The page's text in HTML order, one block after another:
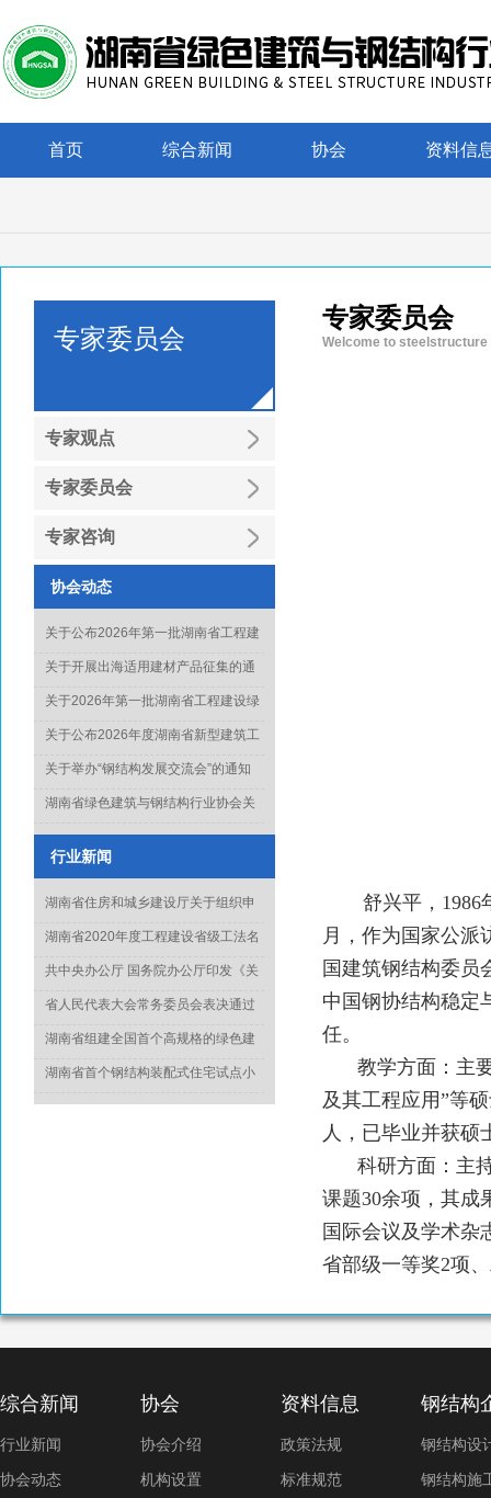
首页 综合新闻 协会 资料信
专家委员会
专家观点
专家委员会
专家咨询
协会动态
关于公布2026年第一批湖南省工程建
设绿色建造行业工法名单的通知
关于开展出海适用建材产品征集的通
知
关于2026年第一批湖南省工程建设绿
色建造行业工法通过名单的公示
关于公布2026年度湖南省新型建筑工
业化项目、技术和产品推广目录库人
关于举办“钢结构发展交流会”的通知
湖南省绿色建筑与钢结构行业协会关
准》起草单位的通知
行业新闻
湖南省住房和城乡建设厅关于组织申
报2022年度科学技术计划项目的通知
湖南省2020年度工程建设省级工法名
单正式出炉
共中央办公厅 国务院办公厅印发《关
于推动城乡建设绿色发展的意见》
省人民代表大会常务委员会表决通过
《湖南省绿色建筑发展条例》
湖南省组建全国首个高规格的绿色建
造专家委员会
湖南省首个钢结构装配式住宅试点小
专家委员会
Welcome to
舒兴平， 1986
月，作为国家公派
国建筑钢结构委员
中国钢协结构稳定
任。
教学方面：主
及其工程应用”等
人，已毕业并获硕
科研方面：主
课题30余项，其成
国际会议及学术杂
省部级一等奖2项
综合新闻
行业新闻
协会动态
协会
协会介绍
机构设置
资料信息
政策法规
标准规范
钢结构
钢结构设
钢结构施